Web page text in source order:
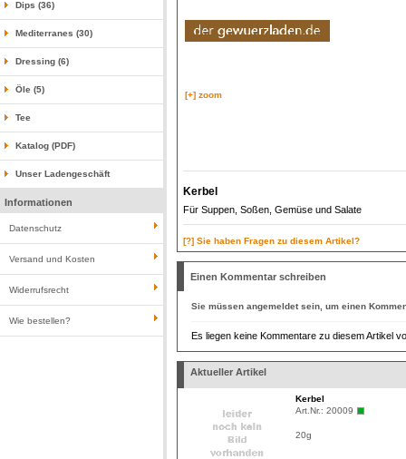
Dips (36)
Mediterranes (30)
Dressing (6)
Öle (5)
Tee
Katalog (PDF)
Unser Ladengeschäft
Informationen
Datenschutz
Versand und Kosten
Widerrufsrecht
Wie bestellen?
[+] zoom
Kerbel
Für Suppen, Soßen, Gemüse und Salate
[?] Sie haben Fragen zu diesem Artikel?
Einen Kommentar schreiben
Sie müssen angemeldetsein, um einen
Es liegen keine Kommentare zu diesem Artikel
Aktueller Artikel
Kerbel
Art.Nr.: 20009
20g